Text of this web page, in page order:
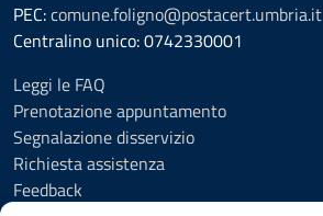
PEC:comune.foligno@postacert.umbria.it
Centralino unico: 0742330001
Leggi le FAQ
Prenotazione appuntamento
Segnalazione disservizio
Richiesta assistenza
Feedback